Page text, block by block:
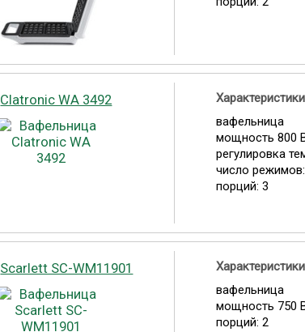
Clatronic WA 3492
вафельница
мощность 800
регулировка
число режимов:
порций: 3
Scarlett SC-WM11901
вафельница
мощность 750
порций: 2